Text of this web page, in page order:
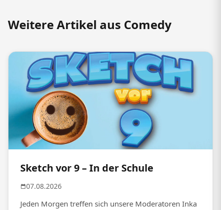
Weitere Artikel aus Comedy
Sketch vor 9 – In der Schule
07.08.2026
Jeden Morgen treffen sich unsere Moderatoren Inka